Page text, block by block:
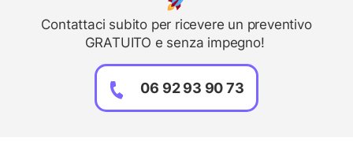
Contattaci subito per ricevere un preventivo
GRATUITO e senza impegno!
06 92 93 90 73